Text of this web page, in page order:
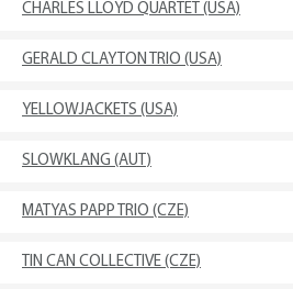
CHARLES LLOYD QUARTET (USA)
GERALD CLAYTON TRIO (USA)
YELLOWJACKETS (USA)
SLOWKLANG (AUT)
MATYAS PAPP TRIO (CZE)
TIN CAN COLLECTIVE (CZE)